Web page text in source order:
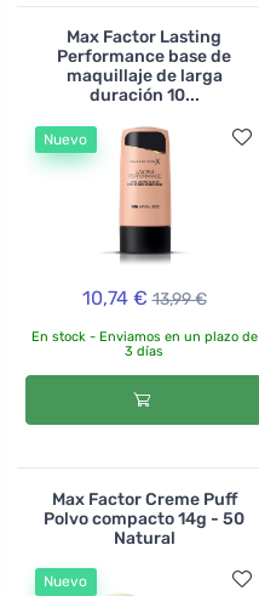
Max Factor Lasting
Performance base de
maquillaje de larga
duración 10...
Nuevo
10,74 € 13,99 €
En stock - Enviamos en un plazo de
3 días
Max Factor Creme Puff
Polvo compacto 14g - 50
Natural
Nuevo